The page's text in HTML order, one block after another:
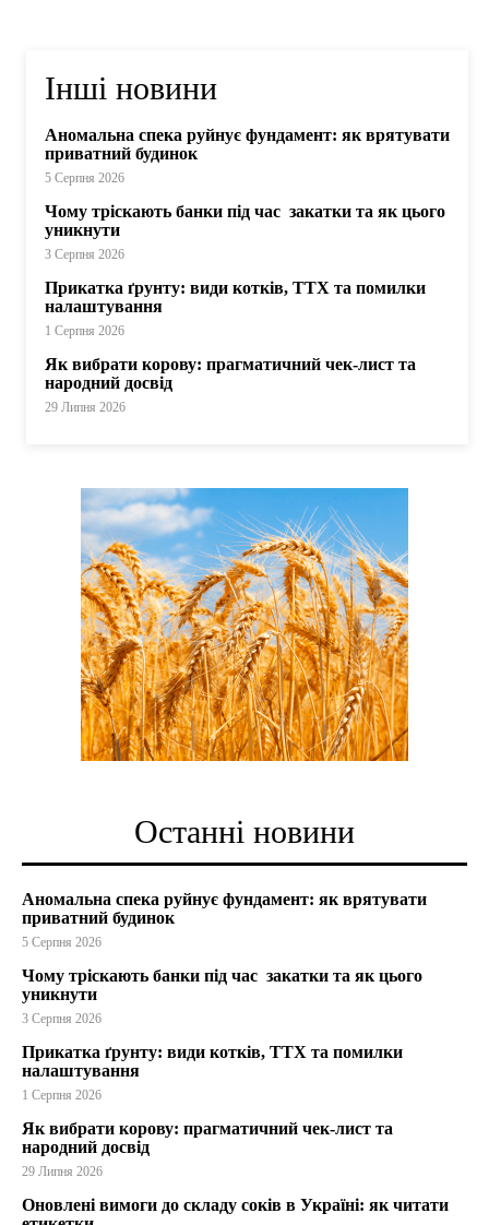
Інші новини
Аномальна спека руйнує фундамент: як врятувати
приватний будинок
5 Серпня 2026
Чому тріскають банки під час закатки та як цього
уникнути
3 Серпня 2026
Прикатка ґрунту: види котків, ТТХ та помилки
налаштування
1 Серпня 2026
Як вибрати корову: прагматичний чек-лист та
народний досвід
29 Липня 2026
Останні новини
Аномальна спека руйнує фундамент: як врятувати
приватний будинок
5 Серпня 2026
Чому тріскають банки під час закатки та як цього
уникнути
3 Серпня 2026
Прикатка ґрунту: види котків, ТТХ та помилки
налаштування
1 Серпня 2026
Як вибрати корову: прагматичний чек-лист та
народний досвід
29 Липня 2026
Оновлені вимоги до складу соків в Україні: як читати